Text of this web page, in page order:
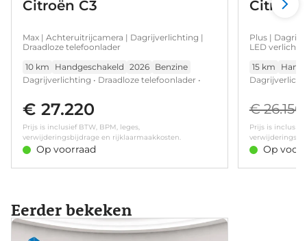
Citroën C3
Max | Achteruitrijcamera | Dagrijverlichting |
Draadloze telefoonlader
10 km
Handgeschakeld 2026 Benzine
Dagrijverlichting • Draadloze telefoonlader •
stuurwiel • Achteruitrijcamera • Extra getinte
achterste zijruiten en achterruit • Koplampen
met ECO LED verlichting • Parkeersensoren
achter
€ 27.220
Prijs is inclusief BTW, BPM, leges,
verwijderingsbijdrage en rijklaarmaakkosten.
Op voorraad
Citroën
Plus |
LED
15 km
€ 26.150
Prijs is inclusief
Op
Eerder bekeken